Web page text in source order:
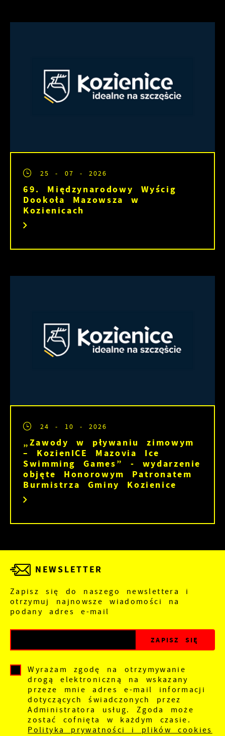
25 - 07 - 2026
69. Międzynarodowy Wyścig
Dookoła Mazowsza w
Kozienicach
24 - 10 - 2026
„Zawody w pływaniu zimowym
– KozienICE Mazovia Ice
Swimming Games” - wydarzenie
objęte Honorowym Patronatem
Burmistrza Gminy Kozienice
NEWSLETTER
Zapisz się do naszego newslettera i
otrzymuj najnowsze wiadomości na
podany adres e-mail
Wyrażam zgodę na otrzymywanie
drogą elektroniczną na wskazany
przeze mnie adres e-mail informacji
dotyczących świadczonych przez
Administratora usług. Zgoda może
zostać cofnięta w każdym czasie.
Polityka prywatności i plików cookies